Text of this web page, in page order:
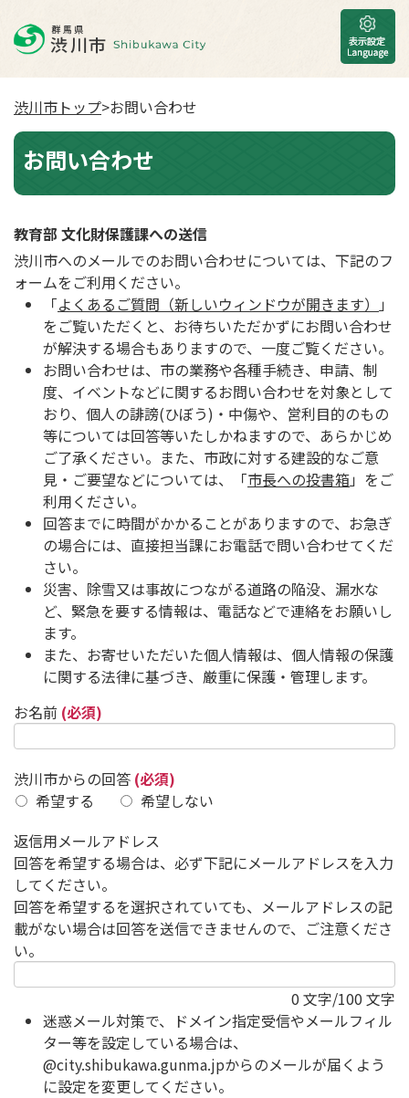
渋川市トップ>お問い合わせ
お問い合わせ
教育部 文化財保護課への送信
渋川市へのメールでのお問い合わせについては、下記のフ
ォームをご利用ください。
「よくあるご質問（新しいウィンドウが開きます）
」
をご覧いただくと、お待ちいただかずにお問い合わせ
が解決する場合もありますので、一度ご覧ください。
お問い合わせは、市の業務や各種手続き、申請、制
度、イベントなどに関するお問い合わせを対象として
おり、個人の誹謗(ひぼう)・中傷や、営利目的のもの
等については回答等いたしかねますので、あらかじめ
ご了承ください。また、市政に対する建設的なご意
見・ご要望などについては、「市長への投書箱」をご
利用ください。
回答までに時間がかかることがありますので、お急ぎ
の場合には、直接担当課にお電話で問い合わせてくだ
さい。
災害、除雪又は事故につながる道路の陥没、漏水な
ど、緊急を要する情報は、電話などで連絡をお願いし
ます。
また、お寄せいただいた個人情報は、個人情報の保護
に関する法律に基づき、厳重に保護・管理します。
お名前 (必須)
渋川市からの回答 (必須)
希望する
希望しない
返信用メールアドレス
回答を希望する場合は、必ず下記にメールアドレスを入力
してください。
回答を希望するを選択されていても、メールアドレスの記
載がない場合は回答を送信できませんので、ご注意くださ
い。
0 文字/100 文字
迷惑メール対策で、ドメイン指定受信やメールフィル
ター等を設定している場合は、
@city.shibukawa.gunma.jpからのメールが届くよう
に設定を変更してください。